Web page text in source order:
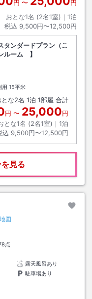
円 〜
円
おとな1名 (2名1室)｜ 1泊
税込 9,500円〜12,500円
タンダードプラン（こ
ルーム 】
用 15平米
とな2名 1泊 1部屋 合計
円 〜 25,000円
とな1名 (2名1室)｜ 1泊
込 9,500円〜12,500円
見る
地図
点
露天風呂あり
駐車場あり